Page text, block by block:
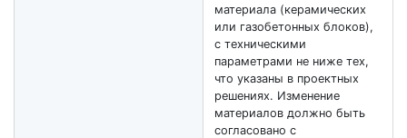
материала (керамических
или газобетонных блоков),
с техническими
параметрами не ниже тех,
что указаны в проектных
решениях. Изменение
материалов должно быть
согласовано с